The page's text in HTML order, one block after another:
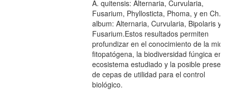
A. quitensis: Alternaria, Curvularia,
Fusarium, Phyllosticta, Phoma, y en Ch.
album: Alternaria, Curvularia, Bipolaris y
Fusarium.Estos resultados permiten
profundizar en el conocimiento de la
fitopatógena, la biodiversidad fúngica en
ecosistema estudiado y la posible
de cepas de utilidad para el control
biológico.